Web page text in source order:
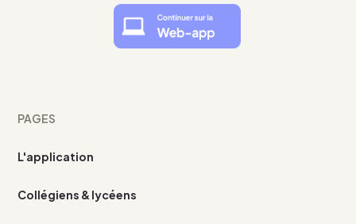
PAGES
L'application
Collégiens & lycéens